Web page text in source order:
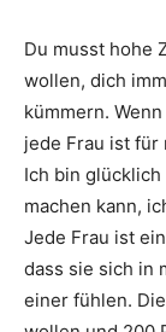
Du musst hohe
wollen, dich
kümmern.
jede Frau ist
Ich bin
machen kann,
Jede Frau ist
dass sie sich in
einer fühlen.